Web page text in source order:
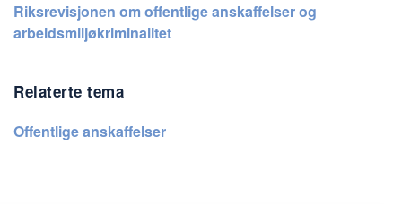
Riksrevisjonen om offentlige anskaffelser og
arbeidsmiljøkriminalitet
Relaterte tema
Offentlige anskaffelser